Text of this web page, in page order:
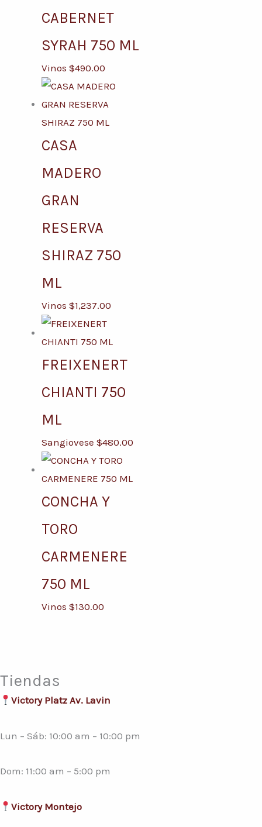
CABERNET
SYRAH 750 ML
Vinos $490.00
CASA
MADERO
GRAN
RESERVA
SHIRAZ 750
ML
Vinos $1,237.00
FREIXENERT
CHIANTI 750
ML
Sangiovese $480.00
CONCHA Y
TORO
CARMENERE
750 ML
Vinos $130.00
Tiendas
Victory Platz Av. Lavin
Lun – Sáb: 10:00 am – 10:00 pm
Dom: 11:00 am – 5:00 pm
Victory Montejo